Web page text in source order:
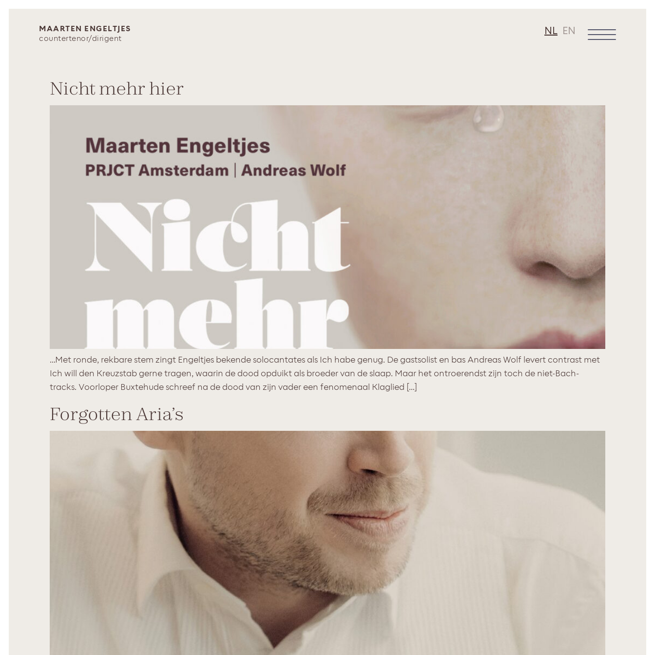
MAARTEN ENGELTJES
countertenor/dirigent
NL EN
Nicht mehr hier
…Met ronde, rekbare stem zingt Engeltjes bekende solocantates als Ich habe genug. De gastsolist en bas Andreas Wolf levert contrast met
Ich will den Kreuzstab gerne tragen, waarin de dood opduikt als broeder van de slaap. Maar het ontroerendst zijn toch de niet-Bach-
tracks. Voorloper Buxtehude schreef na de dood van zijn vader een fenomenaal Klaglied […]
Forgotten Aria’s